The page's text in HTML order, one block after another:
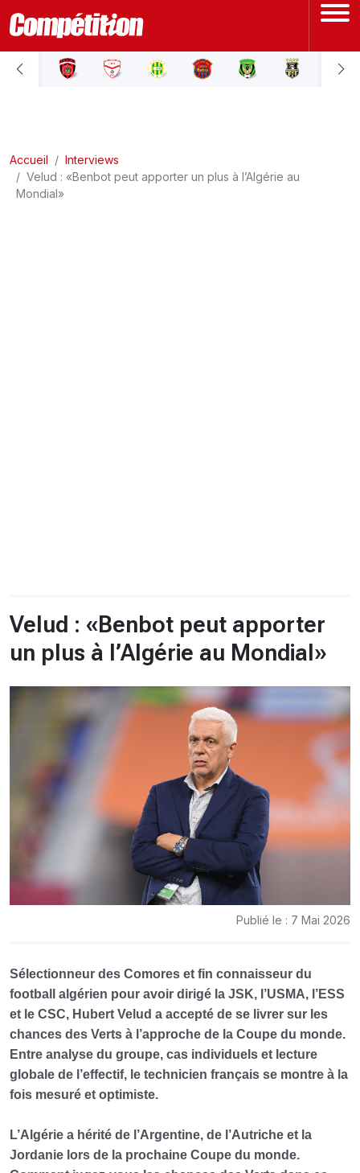
ACCUEIL
LIGUE 2
Accueil
Interviews
Velud : «Benbot peut apporter un plus à l’Algérie au
Mondial»
Velud : «Benbot peut apporter
un plus à l’Algérie au Mondial»
Publié le : 7 Mai 2026
Sélectionneur des Comores et fin connaisseur du
football algérien pour avoir dirigé la JSK, l’USMA, l’ESS
et le CSC, Hubert Velud a accepté de se livrer sur les
chances des Verts à l’approche de la Coupe du monde.
Entre analyse du groupe, cas individuels et lecture
globale de l’effectif, le technicien français se montre à la
fois mesuré et optimiste.
L’Algérie a hérité de l’Argentine, de l’Autriche et la
Jordanie lors de la prochaine Coupe du monde.